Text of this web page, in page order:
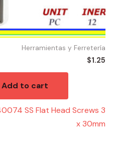
Herramientas y Ferretería
$1.25
Add to cart
SS Flat Head Screws 3
x 30mm